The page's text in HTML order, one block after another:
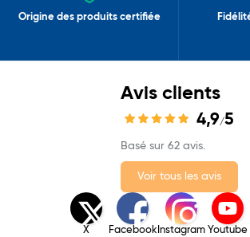
Origine des produits certifiée
Avis clients
4,9/5
Basé sur 62 avis.
Voir tous les avis
X Facebook Instagram Youtube